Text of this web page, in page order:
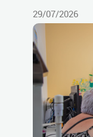
29/07/2026